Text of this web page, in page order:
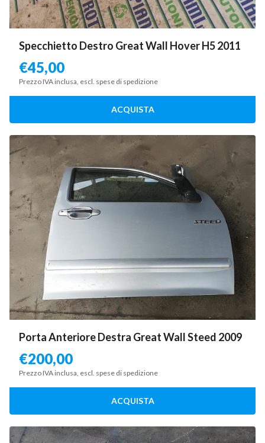
Specchietto Destro Great Wall Hover H5 2011
€45,00
Prezzo IVA inclusa, escl. spese di spedizione
ACQUISTA
Porta Anteriore Destra Great Wall Steed 2009
€200,00
Prezzo IVA inclusa, escl. spese di spedizione
ACQUISTA